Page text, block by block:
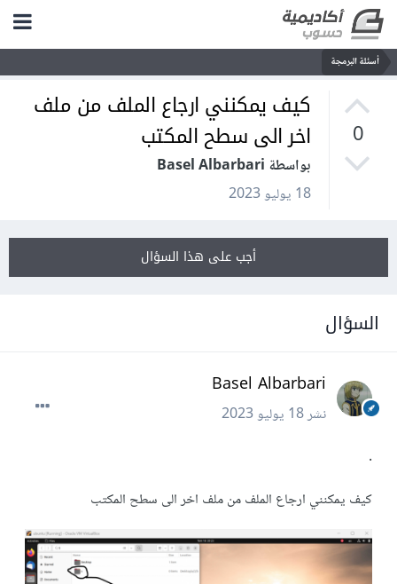
أسئلة البرمجة
0
كيف يمكنني ارجاع الملف من ملف
اخر الى سطح المكتب
بواسطة Basel Albarbari
18 يوليو 2023
أجب على هذا السؤال
السؤال
Basel Albarbari
نشر18 يوليو 2023
كيف يمكنني ارجاع الملف من ملف اخر الى سطح المكتب